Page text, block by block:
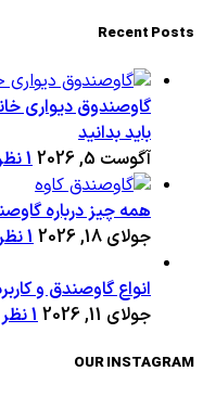
Recent Posts
گاوصندوق دیواری
باید بدانید
آگوست 5, 2026
1 نظر
همه چیز درباره
جولای 18, 2026
1 نظر
انواع گاوصندق و
جولای 11, 2026
1 نظر
OUR INSTAGRAM